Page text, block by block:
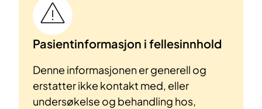
Pasientinformasjon i fellesinnhold
Denne informasjonen er generell og
erstatter ikke kontakt med, eller
undersøkelse og behandling hos,